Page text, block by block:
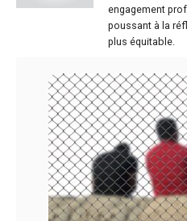
engagement
poussant à la
plus équitable.